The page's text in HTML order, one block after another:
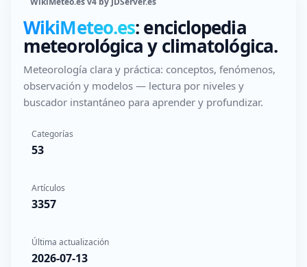
WikiMeteo.es: enciclopedia
meteorológica y climatológica.
Meteorología clara y práctica: conceptos, fenómenos,
observación y modelos — lectura por niveles y
buscador instantáneo para aprender y profundizar.
Categorías
53
Artículos
3357
Última actualización
2026-07-13